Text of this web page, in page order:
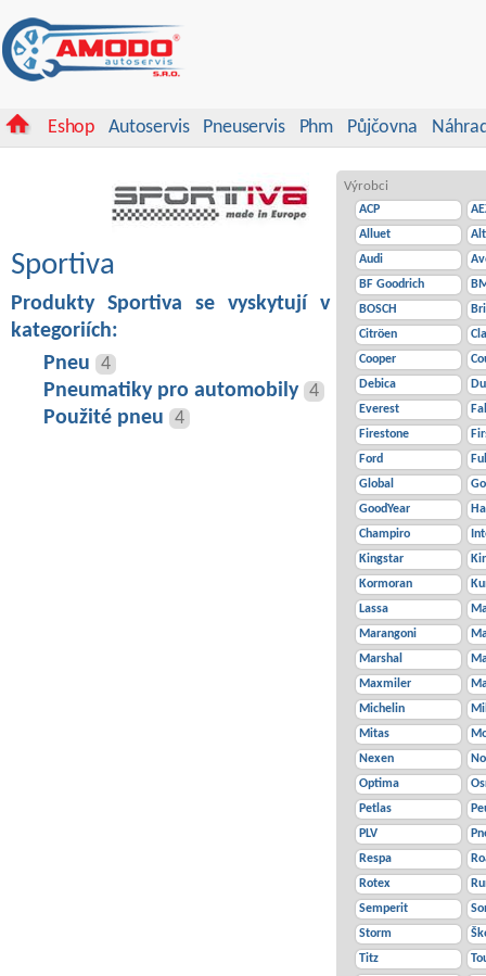
Eshop Autoservis Pneuservis Phm Půjčovna
Výrobci
ACP
Alluet
Audi
BF Goodrich
BOSCH
Citröen
Cooper
Debica
Everest
Firestone
Ford
Global
GoodYear
Champiro
Kingstar
Kormoran
Lassa
Marangoni
Marshal
Maxmiler
Michelin
Mitas
Nexen
Optima
Petlas
PLV
Respa
Rotex
Semperit
Storm
Titz
Sportiva
Produkty Sportiva se vyskytují v
kategoriích:
Pneu 4
Pneumatiky pro automobily 4
Použité pneu 4